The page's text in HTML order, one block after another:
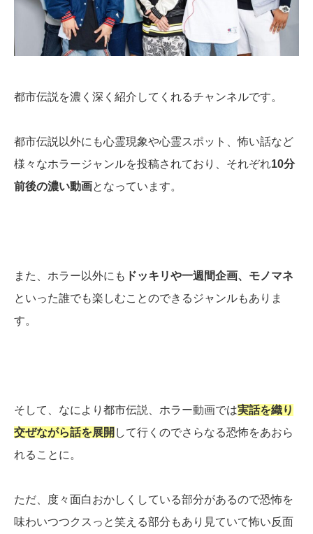
都市伝説を濃く深く紹介してくれるチャンネルです。
都市伝説以外にも心霊現象や心霊スポット、怖い話など
様々なホラージャンルを投稿されており、それぞれ10分
前後の濃い動画となっています。
また、ホラー以外にも ドッキリや一週間企画、モノマネ
といった誰でも楽しむことのできるジャンルもありま
す。
そして、なにより都市伝説、ホラー動画では実話を織り
交ぜながら話を展開 して行くのでさらなる恐怖をあおら
れることに。
ただ、度々面白おかしくしている部分があるので恐怖を
味わいつつクスっと笑える部分もあり見ていて怖い反面